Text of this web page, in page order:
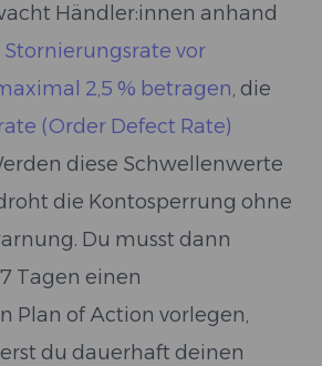
Händler:innen anhand
Stornierungsrate vor
2,5 % betragen, die
(Order Defect Rate)
diese Schwellenwerte
die Kontosperrung ohne
Du musst dann
Tagen einen
Plan of Action vorlegen,
du dauerhaft deinen